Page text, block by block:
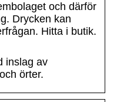
och därför
Drycken kan
Hitta i butik.
inslag av
örter.